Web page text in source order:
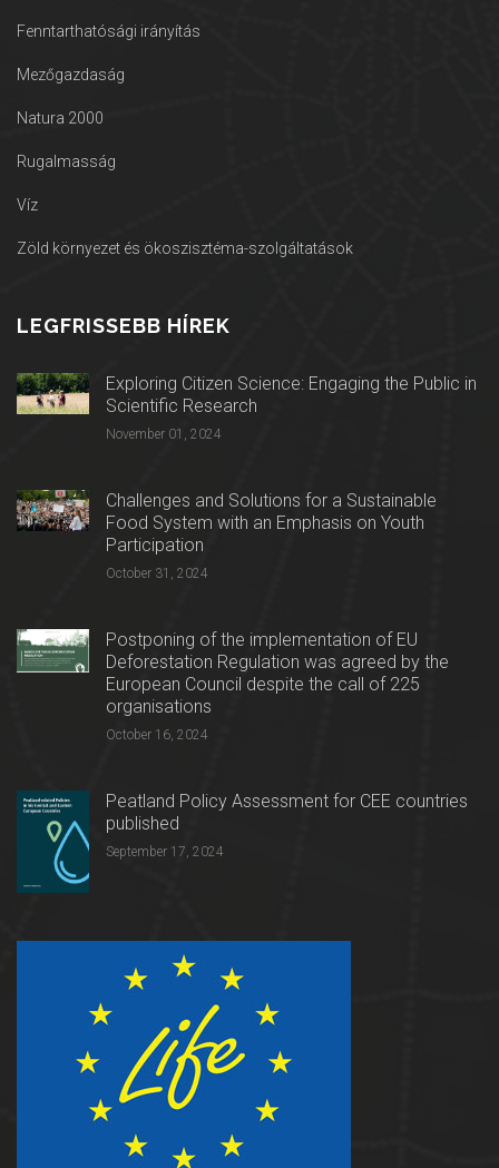
Fenntarthatósági irányítás
Mezőgazdaság
Natura 2000
Rugalmasság
Víz
Zöld környezet és ökoszisztéma-szolgáltatások
LEGFRISSEBB HÍREK
Exploring Citizen Science: Engaging the Public in
Scientific Research
November 01, 2024
Challenges and Solutions for a Sustainable
Food System with an Emphasis on Youth
Participation
October 31, 2024
Postponing of the implementation of EU
Deforestation Regulation was agreed by the
European Council despite the call of 225
organisations
October 16, 2024
Peatland Policy Assessment for CEE countries
published
September 17, 2024